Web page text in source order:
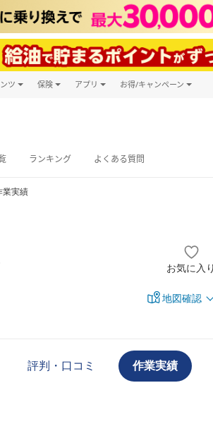
ツ 保険 アプリ お得/キャンペーン
ランキング よくある質問
業実績
お気に入
地図確認
評判・口コミ 作業実績